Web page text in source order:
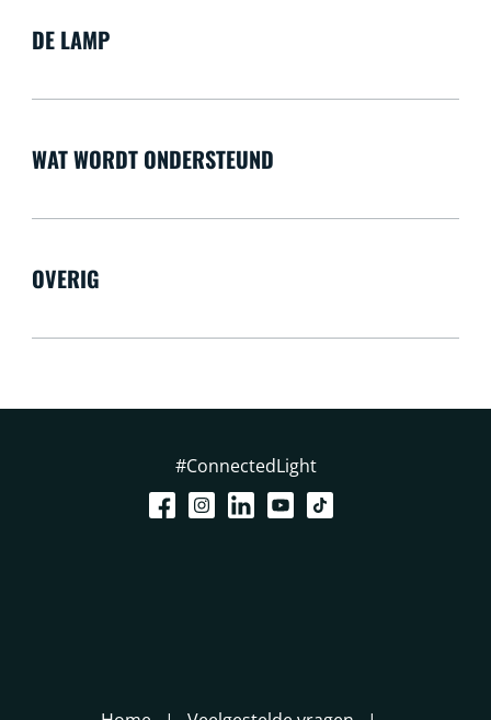
DE LAMP
WAT WORDT ONDERSTEUND
OVERIG
#ConnectedLight